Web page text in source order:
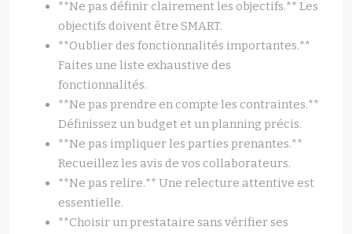
**Ne pas définir clairement les objectifs.** Les
objectifs doivent être SMART.
**Oublier des fonctionnalités importantes.**
Faites une liste exhaustive des
fonctionnalités.
**Ne pas prendre en compte les contraintes.**
Définissez un budget et un planning précis.
**Ne pas impliquer les parties prenantes.**
Recueillez les avis de vos collaborateurs.
**Ne pas relire.** Une relecture attentive est
essentielle.
**Choisir un prestataire sans vérifier ses